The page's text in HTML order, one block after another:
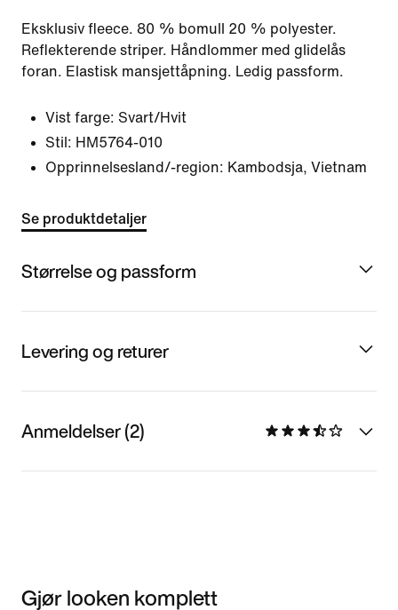
Eksklusiv fleece. 80 % bomull 20 % polyester.
Reflekterende striper. Håndlommer med glidelås
foran. Elastisk mansjettåpning. Ledig passform.
Vist farge: Svart/Hvit
Stil: HM5764-010
Opprinnelsesland/-region: Kambodsja, Vietnam
Se produktdetaljer
Størrelse og passform
Levering og returer
Anmeldelser (2)
Gjør looken komplett